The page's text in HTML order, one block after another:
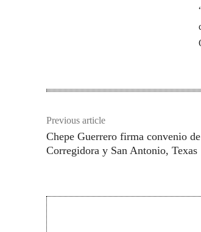
Previous article
Chepe Guerrero firma convenio
Corregidora y San Antonio, Texas